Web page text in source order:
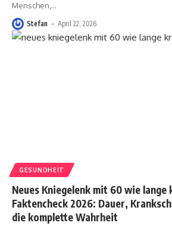
Menschen,…
Stefan April 22, 2026
GESUNDHEIT
Neues Kniegelenk mit 60 wie lange
Faktencheck 2026: Dauer,
die komplette Wahrheit